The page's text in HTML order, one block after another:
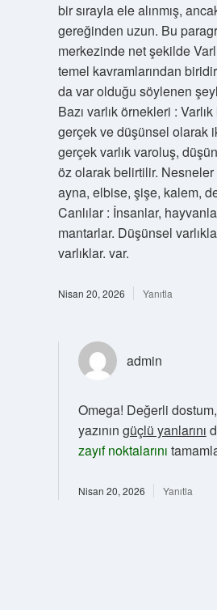
bir sırayla ele alınmış,
gereğinden uzun. Bu
merkezinde net şekilde
temel kavramlarından
da var olduğu söylenen
Bazı varlık örnekleri : Varlık
gerçek ve düşünsel olarak
gerçek varlık varoluş,
öz olarak belirtilir. Nesneler
ayna, elbise, şişe, kalem,
Canlılar : İnsanlar,
mantarlar. Düşünsel
varlıklar. var.
Nisan 20, 2026 Yanıtla
admin
Omega! Değerli dostum,
yazının güçlü yanlarını
zayıf noktalarını
Nisan 20, 2026 Yanıtla